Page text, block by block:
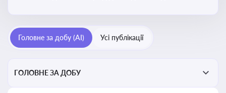
Головне за добу (AI) Усі публікації
ГОЛОВНЕ ЗА ДОБУ